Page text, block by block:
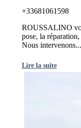
+33681061598
ROUSSALINO
pose, la
Nous intervenons...
Lire la suite